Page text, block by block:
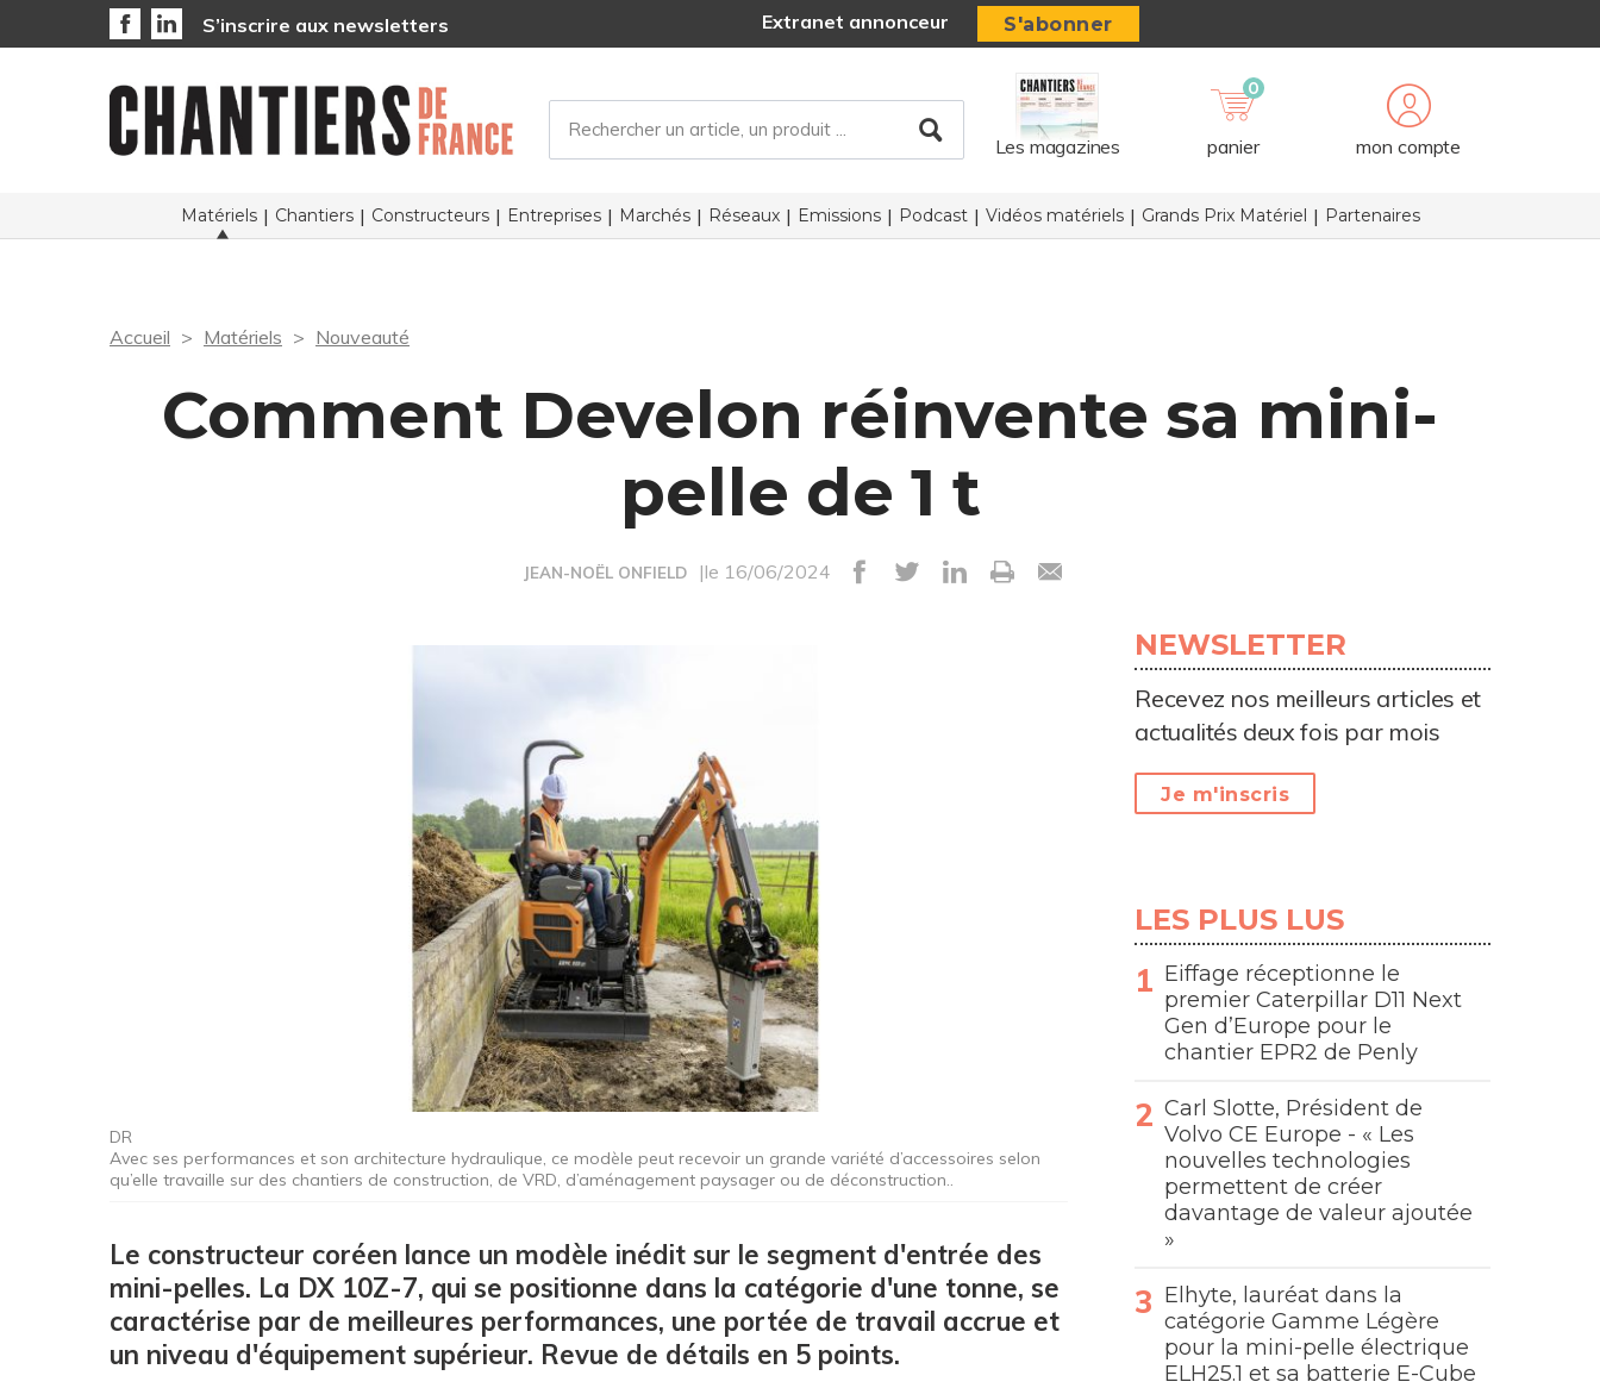
S’inscrire aux newsletters Extranet annonceur S'abonner
Les magazines
0
panier mon compte
Matériels Chantiers Constructeurs Entreprises Marchés Réseaux Emissions Podcast Vidéos matériels Grands Prix Matériel Partenaires
Accueil Matériels Nouveauté
Comment Develon réinvente sa mini-
pelle de 1 t
JEAN-NOËL ONFIELD |le 16/06/2024
DR
Avec ses performances et son architecture hydraulique, ce modèle peut recevoir un grande variété d’accessoires selon
qu’elle travaille sur des chantiers de construction, de VRD, d’aménagement paysager ou de déconstruction..
Le constructeur coréen lance un modèle inédit sur le segment d'entrée des
mini-pelles. La DX 10Z-7, qui se positionne dans la catégorie d'une tonne, se
caractérise par de meilleures performances, une portée de travail accrue et
un niveau d'équipement supérieur. Revue de détails en 5 points.
NEWSLETTER
Recevez nos meilleurs articles et
actualités deux fois par mois
Je m'inscris
LES PLUS LUS
Eiffage réceptionne le
premier Caterpillar D11 Next
Gen d’Europe pour le
chantier EPR2 de Penly
Carl Slotte, Président de
Volvo CE Europe - « Les
nouvelles technologies
permettent de créer
davantage de valeur ajoutée
»
Elhyte, lauréat dans la
catégorie Gamme Légère
pour la mini-pelle électrique
ELH25.1 et sa batterie E-Cube